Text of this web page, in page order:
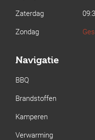
Zaterdag
Zondag
Navigatie
BBQ
Brandstoffen
Kamperen
Verwarming